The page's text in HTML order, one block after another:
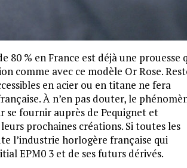
% en France est déjà une prouesse
comme avec ce modèle Or Rose.
en acier ou en titane ne fera
À n’en pas douter, le
fournir auprès de Pequignet et
prochaines créations. Si toutes les
l’industrie horlogère française qui
EPM0 3 et de ses futurs dérivés.